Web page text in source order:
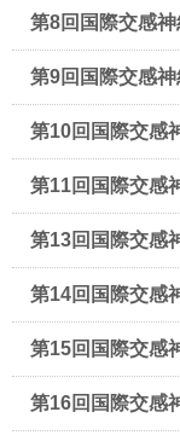
第8回国際交感
第9回国際交感
第10回国際交感
第11回国際交感
第13回国際交感
第14回国際交感
第15回国際交感
第16回国際交感